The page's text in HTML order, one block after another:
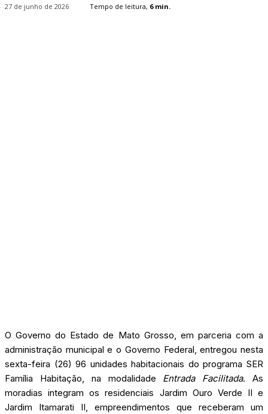
27 de junho de 2026 Tempo de leitura, 6min.
O Governo do Estado de Mato Grosso, em parceria com a
administração municipal e o Governo Federal, entregou nesta
sexta-feira (26) 96 unidades habitacionais do programa SER
Família Habitação, na modalidade Entrada Facilitada. As
moradias integram os residenciais Jardim Ouro Verde II e
Jardim Itamarati II, empreendimentos que receberam um